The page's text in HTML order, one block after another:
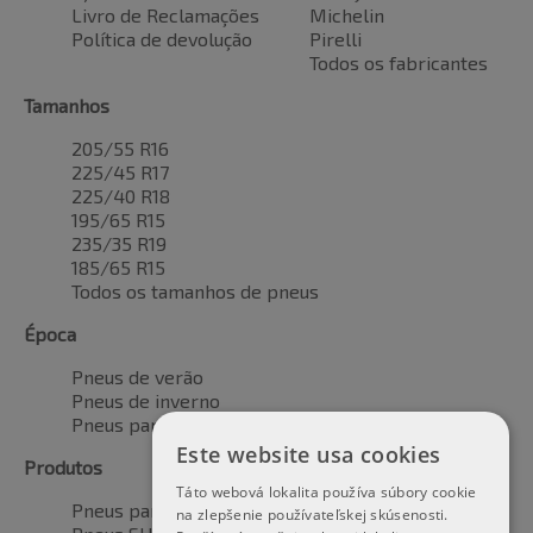
Livro de Reclamações
Política de devolução
Michelin
Pirelli
Todos os fabricantes
Tamanhos
205/55 R16
225/45 R17
225/40 R18
195/65 R15
235/35 R19
185/65 R15
Todos os tamanhos de pneus
Época
Pneus de verão
Pneus de inverno
Pneus para todas as estações
Produtos
Pneus para automóveis
Este website usa cookies
Táto webová lokalita používa súbory cookie
na zlepšenie používateľskej skúsenosti.